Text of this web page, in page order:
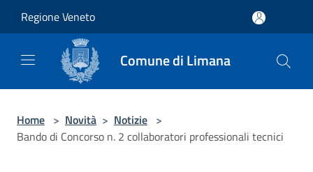
Regione Veneto
Comune di Limana
Home > Novità > Notizie >
Bando di Concorso n. 2 collaboratori professionali tecnici